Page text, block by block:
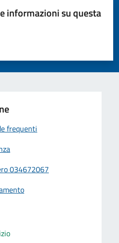
informazioni su questa
su 5
5
frequenti
034672067